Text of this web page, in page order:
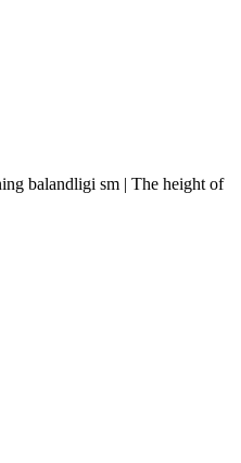
balandligi sm | The height of